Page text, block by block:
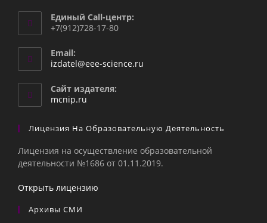
Единый Call-центр:
+7(912)728-17-80
Email:
izdatel@eee-science.ru
Сайт издателя:
mcnip.ru
Лицензия На Образовательную Деятельность
Лицензия на осуществление образовательной
деятельности №1686 от 01.11.2019.
Открыть лицензию
Архивы СМИ